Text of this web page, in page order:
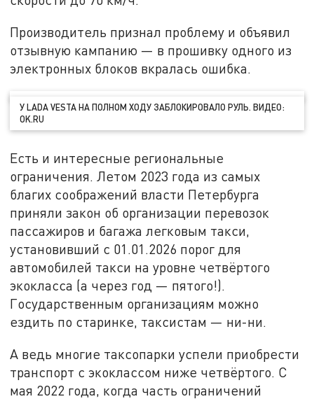
Производитель признал проблему и объявил
отзывную кампанию — в прошивку одного из
электронных блоков вкралась ошибка.
У LADA VESTA НА ПОЛНОМ ХОДУ ЗАБЛОКИРОВАЛО РУЛЬ. ВИДЕО:
OK.RU
Есть и интересные региональные
ограничения. Летом 2023 года из самых
благих соображений власти Петербурга
приняли закон об организации перевозок
пассажиров и багажа легковым такси,
установивший с 01.01.2026 порог для
автомобилей такси на уровне четвёртого
экокласса (а через год — пятого!).
Государственным организациям можно
ездить по старинке, таксистам — ни-ни.
А ведь многие таксопарки успели приобрести
транспорт с экоклассом ниже четвёртого. С
мая 2022 года, когда часть ограничений